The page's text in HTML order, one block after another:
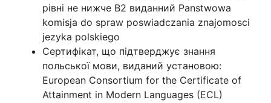
рівні не нижче В2 виданний Panstwowa
komisja do spraw poswiadczania znajomosci
jezyka polskiego
Сертифікат, що підтверджує знання
польської мови, виданий установою:
European Consortium for the Certificate of
Attainment in Modern Languages (ECL)